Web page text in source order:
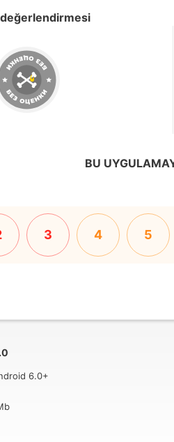
BU
3 4 5
6.0+